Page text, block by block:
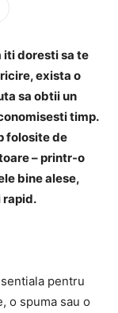
iti doresti sa te
exista o
sa obtii un
timp.
folosite de
– printr-o
bine alese,
rapid.
pentru
o spuma sau o